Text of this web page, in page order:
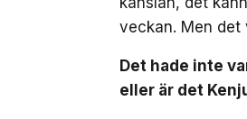
veckan. Men det
Det hade inte
eller är det